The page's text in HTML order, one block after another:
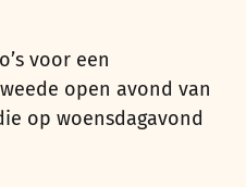
voor een
open avond van
op woensdagavond